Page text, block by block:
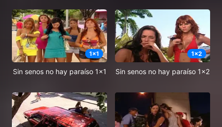
1x1
Sin senos no hay paraíso 1x1
1x2
Sin senos no hay paraíso 1x2